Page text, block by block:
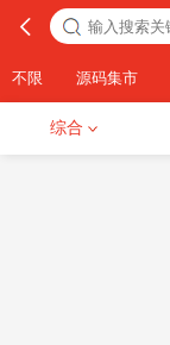
不限 源码集市
综合